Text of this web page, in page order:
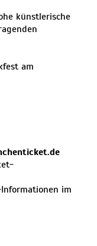
künstlerische
am
im